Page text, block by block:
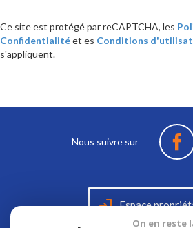
Ce site est protégé par reCAPTCHA, les
Confidentialitéet es Conditions
s'appliquent.
Nous suivre sur
Espace
On en reste